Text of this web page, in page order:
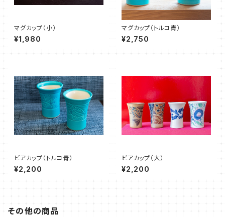
マグカップ（小）
¥1,980
マグカップ（トルコ青）
¥2,750
ビアカップ（トルコ青）
¥2,200
ビアカップ（大）
¥2,200
その他の商品